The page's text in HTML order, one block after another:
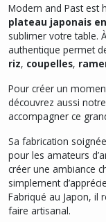
Modern and Past est
plateau japonais
sublimer votre table.
authentique permet
riz, coupelles,
Pour créer un
découvrez aussi notre
accompagner ce
Sa fabrication
pour les amateurs
créer une ambiance
simplement
Fabriqué au Japon, il
faire artisanal.